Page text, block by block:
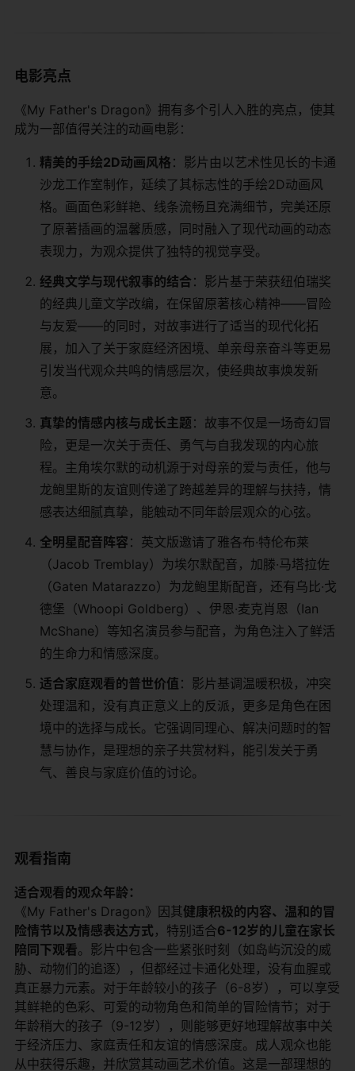
电影亮点
《My Father's Dragon》拥有多个引人入胜的亮点，使其
成为一部值得关注的动画电影：
​精美的手绘2D动画风格​ ​：影片由以艺术性见长的卡通
沙龙工作室制作，延续了其标志性的手绘2D动画风
格。画面色彩鲜艳、线条流畅且充满细节，完美还原
了原著插画的温馨质感，同时融入了现代动画的动态
表现力，为观众提供了独特的视觉享受。
​经典文学与现代叙事的结合​ ​：影片基于荣获纽伯瑞奖
的经典儿童文学改编，在保留原著核心精神——冒险
与友爱——的同时，对故事进行了适当的现代化拓
展，加入了关于家庭经济困境、单亲母亲奋斗等更易
引发当代观众共鸣的情感层次，使经典故事焕发新
意。
​真挚的情感内核与成长主题​ ​：故事不仅是一场奇幻冒
险，更是一次关于责任、勇气与自我发现的内心旅
程。主角埃尔默的动机源于对母亲的爱与责任，他与
龙鲍里斯的友谊则传递了跨越差异的理解与扶持，情
感表达细腻真挚，能触动不同年龄层观众的心弦。
​全明星配音阵容​ ​：英文版邀请了雅各布·特伦布莱
（Jacob Tremblay）为埃尔默配音，加滕·马塔拉佐
（Gaten Matarazzo）为龙鲍里斯配音，还有乌比·戈
德堡（Whoopi Goldberg）、伊恩·麦克肖恩（Ian
McShane）等知名演员参与配音，为角色注入了鲜活
的生命力和情感深度。
​适合家庭观看的普世价值​ ​：影片基调温暖积极，冲突
处理温和，没有真正意义上的反派，更多是角色在困
境中的选择与成长。它强调同理心、解决问题时的智
慧与协作，是理想的亲子共赏材料，能引发关于勇
气、善良与家庭价值的讨论。
观看指南
​适合观看的观众年龄：​
《My Father's Dragon》因其​​健康积极的内容、温和的冒
险情节以及情感表达方式​​，特别适合​​6-12岁的儿童在家长
陪同下观看​​。影片中包含一些紧张时刻（如岛屿沉没的威
胁、动物们的追逐），但都经过卡通化处理，没有血腥或
真正暴力元素。对于年龄较小的孩子（6-8岁），可以享受
其鲜艳的色彩、可爱的动物角色和简单的冒险情节；对于
年龄稍大的孩子（9-12岁），则能够更好地理解故事中关
于经济压力、家庭责任和友谊的情感深度。成人观众也能
从中获得乐趣，并欣赏其动画艺术价值。这是一部理想的​